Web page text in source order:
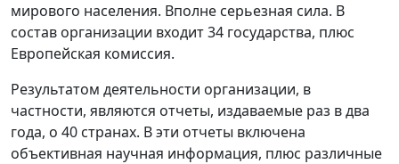
мирового населения. Вполне серьезная сила. В
состав организации входит 34 государства, плюс
Европейская комиссия.
Результатом деятельности организации, в
частности, являются отчеты, издаваемые раз в два
года, о 40 странах. В эти отчеты включена
объективная научная информация, плюс различные